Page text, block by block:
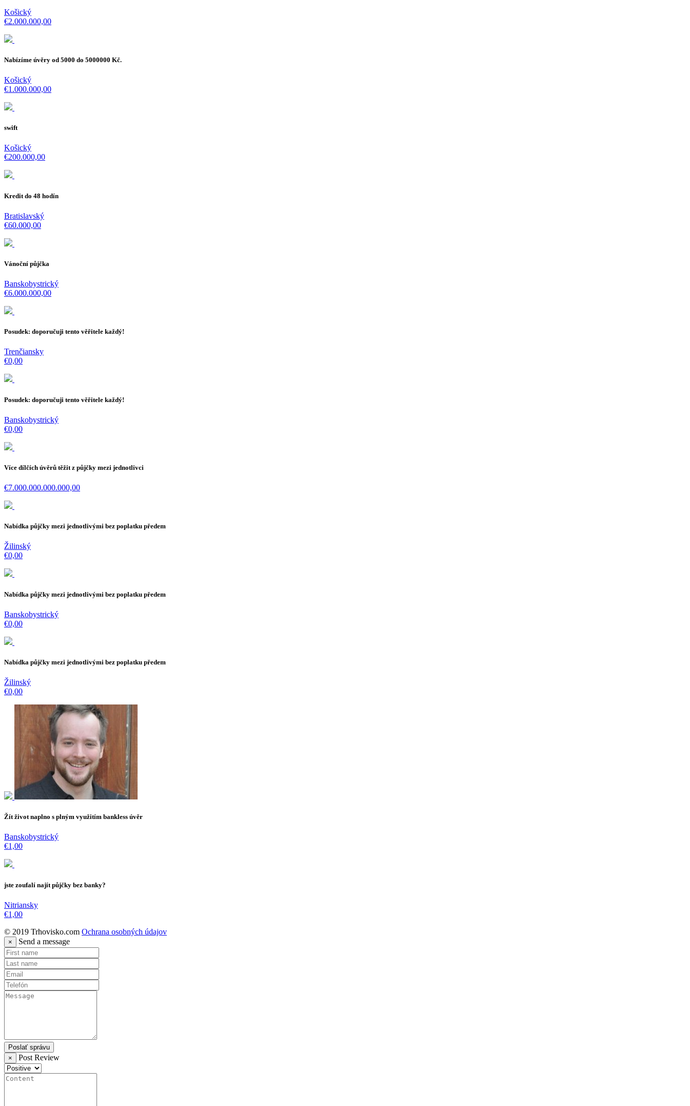
Košický
€2.000.000,00
Nabízíme úvěry od 5000 do 5000000 Kč.
Košický
€1.000.000,00
swift
Košický
€200.000,00
Kredit do 48 hodín
Bratislavský
€60.000,00
Vánoční půjčka
Banskobystrický
€6.000.000,00
Posudek: doporučuji tento věřitele každý!
Trenčiansky
€0,00
Posudek: doporučuji tento věřitele každý!
Banskobystrický
€0,00
Více dílčích úvěrů těžit z půjčky mezi jednotlivci
€7.000.000.000.000,00
Nabídka půjčky mezi jednotlivými bez poplatku předem
Žilinský
€0,00
Nabídka půjčky mezi jednotlivými bez poplatku předem
Banskobystrický
€0,00
Nabídka půjčky mezi jednotlivými bez poplatku předem
Žilinský
€0,00
Žít život naplno s plným využitím bankless úvěr
Banskobystrický
€1,00
jste zoufalí najít půjčky bez banky?
Nitriansky
€1,00
© 2019 Trhovisko.com Ochrana osobných údajov
× Send a message
Poslať správu
×
Post Review